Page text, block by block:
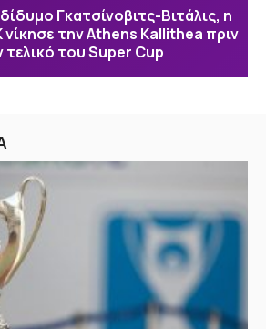
Γκατσίνοβιτς-Βιτάλις, η
νίκησε την Athens Kallithea πριν
τελικό του Super Cup